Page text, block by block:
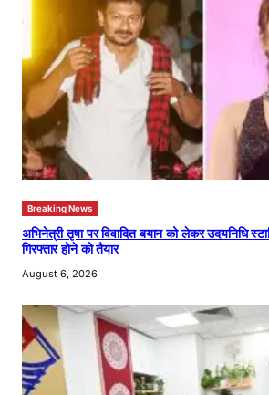
Breaking News
अभिनेत्री तृषा पर विवादित बयान को लेकर उदयनिधि
गिरफ्तार होने को तैयार
August 6, 2026